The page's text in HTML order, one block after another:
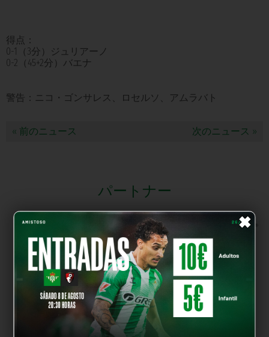
×
得点：
0-1（3分）ジュリアーノ
0-2（45+2分）バエナ
警告：ニコ・ゴンサレス、ロセルソ、アムラバト
« 前のニュース 次のニュース »
パートナー